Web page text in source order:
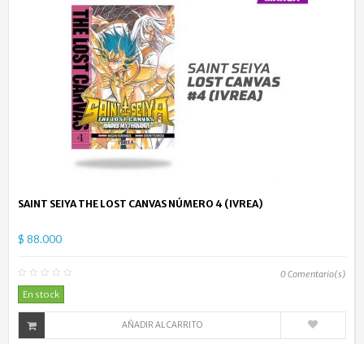
SAINT SEIYA THE LOST CANVAS NÚMERO 4 (IVREA)
$ 88.000
0Comentario(s)
En stock
AÑADIR AL CARRITO